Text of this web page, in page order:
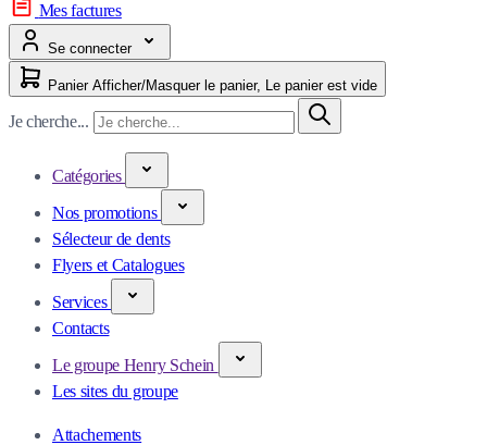
Mes factures
Se connecter
Panier Afficher/Masquer le panier, Le panier est vide
Je cherche...
Catégories
Nos promotions
Sélecteur de dents
Flyers et Catalogues
Services
Contacts
Le groupe Henry Schein
Les sites du groupe
Attachements